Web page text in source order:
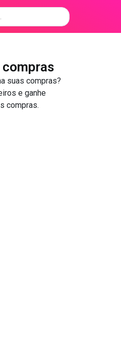
compras
suas compras?
e ganhe
compras.